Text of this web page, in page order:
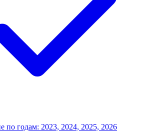
по годам: 2023, 2024, 2025, 2026